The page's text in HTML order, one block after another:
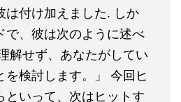
は付け加えました. しか
で、彼は次のように述べ
解せず、あなたがしてい
を検討します。」 今回ヒ
といって、次はヒットす